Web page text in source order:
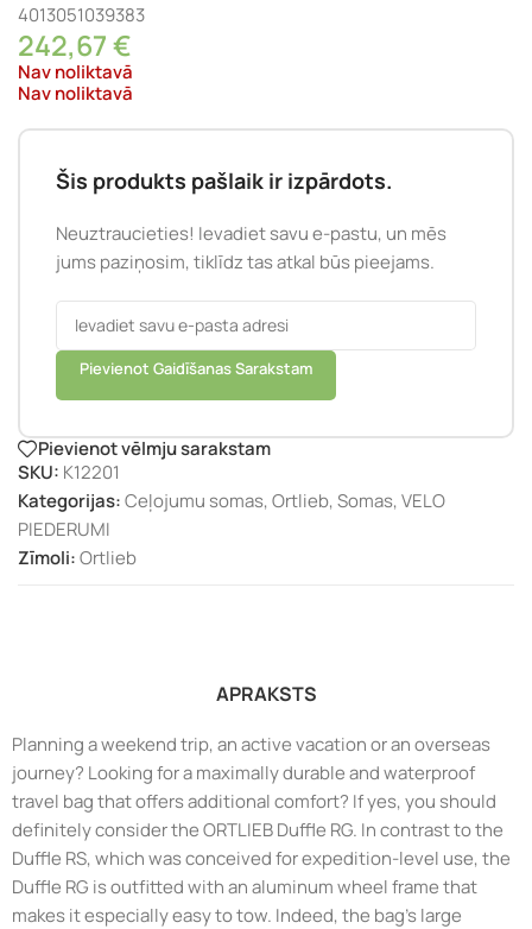
4013051039383
242,67€
Nav noliktavā
Nav noliktavā
Šis produkts pašlaik ir izpārdots.
Neuztraucieties! Ievadiet savu e-pastu, un mēs
jums paziņosim, tiklīdz tas atkal būs pieejams.
Pievienot Gaidīšanas Sarakstam
Pievienot vēlmju sarakstam
SKU: K12201
Kategorijas:Ceļojumu somas,Ortlieb,Somas,VELO
PIEDERUMI
Zīmoli:Ortlieb
APRAKSTS
Planning a weekend trip, an active vacation or an overseas
journey? Looking for a maximally durable and waterproof
travel bag that offers additional comfort? If yes, you should
definitely consider the ORTLIEB Duffle RG. In contrast to the
Duffle RS, which was conceived for expedition-level use, the
Duffle RG is outfitted with an aluminum wheel frame that
makes it especially easy to tow. Indeed, the bag’s large